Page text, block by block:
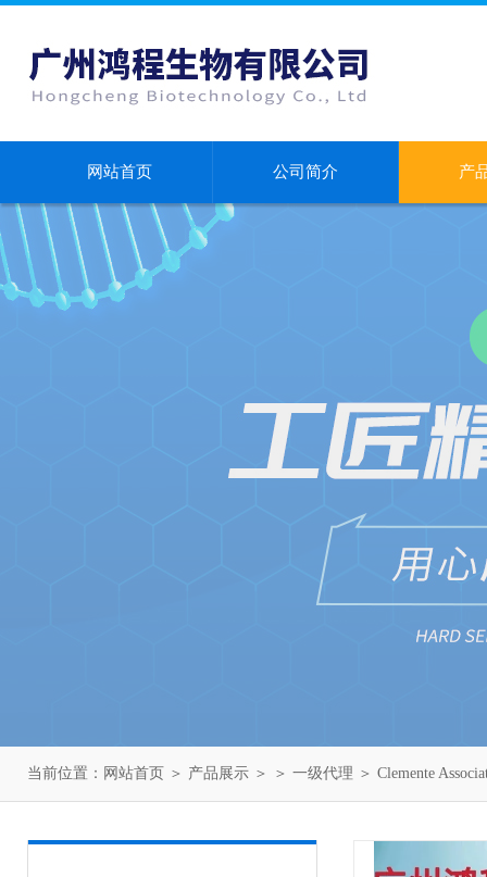
网站首页 公司简介 产
当前位置： 网站首页 ＞ 产品展示 ＞ ＞ 一级代理 ＞ Clemente